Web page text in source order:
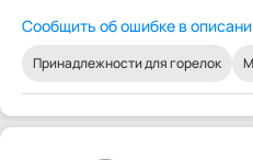
Сообщить об ошибке в
Принадлежности для горелок